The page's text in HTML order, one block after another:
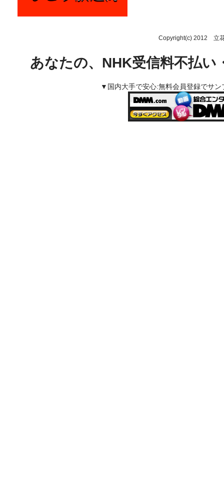
Copyright(c) 2012 立
あなたの、NHK受信料不払
▼国内大手で安心:無料会員登録でサ